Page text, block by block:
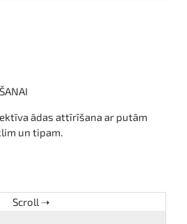
ādas attīrīšana ar putām
un tipam.